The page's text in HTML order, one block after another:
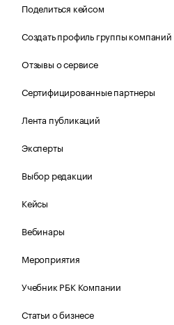
Поделиться кейсом
Создать профиль группы компаний
Отзывы о сервисе
Сертифицированные партнеры
Лента публикаций
Эксперты
Выбор редакции
Кейсы
Вебинары
Мероприятия
Учебник РБК Компании
Статьи о бизнесе